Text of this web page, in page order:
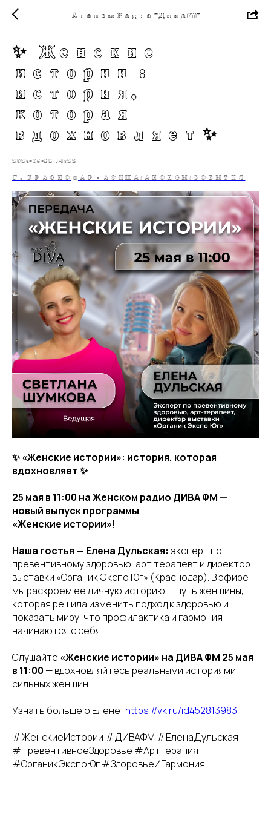
Анонсы Радио "ДиваFM"
✨ «Женские
истории»:
история,
которая
вдохновляет ✨
2026-05-22 14:22
Г. КРАСНОДАР - АФИША/АНОНСЫ/СОБЫТИЯ
✨ «Женские истории»: история, которая
вдохновляет ✨
25 мая в 11:00 на Женском радио ДИВА ФМ —
новый выпуск программы
«Женские истории»!
Наша гостья — Елена Дульская: эксперт по
превентивному здоровью, арт терапевт и директор
выставки «Органик Экспо Юг» (Краснодар). В эфире
мы раскроем её личную историю — путь женщины,
которая решила изменить подход к здоровью и
показать миру, что профилактика и гармония
начинаются с себя.
Слушайте «Женские истории» на ДИВА ФМ 25 мая
в 11:00 — вдохновляйтесь реальными историями
сильных женщин!
Узнать больше о Елене: https://vk.ru/id452813983
#ЖенскиеИстории #ДИВАФМ #ЕленаДульская
#ПревентивноеЗдоровье #АртТерапия
#ОрганикЭкспоЮг #ЗдоровьеИГармония